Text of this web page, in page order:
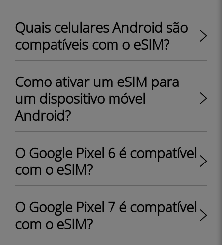
Quais celulares Android são
compatíveis com o eSIM?
Como ativar um eSIM para
um dispositivo móvel
Android?
O Google Pixel 6 é compatível
com o eSIM?
O Google Pixel 7 é compatível
com o eSIM?